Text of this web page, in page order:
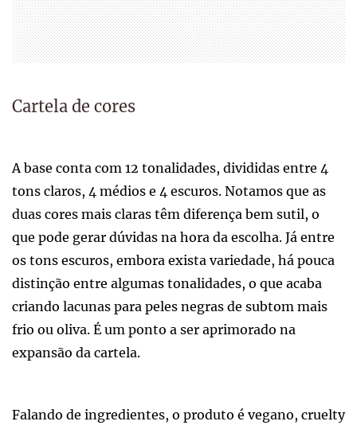
Cartela de cores
A base conta com 12 tonalidades, divididas entre 4
tons claros, 4 médios e 4 escuros. Notamos que as
duas cores mais claras têm diferença bem sutil, o
que pode gerar dúvidas na hora da escolha. Já entre
os tons escuros, embora exista variedade, há pouca
distinção entre algumas tonalidades, o que acaba
criando lacunas para peles negras de subtom mais
frio ou oliva. É um ponto a ser aprimorado na
expansão da cartela.
Falando de ingredientes, o produto é vegano, cruelty